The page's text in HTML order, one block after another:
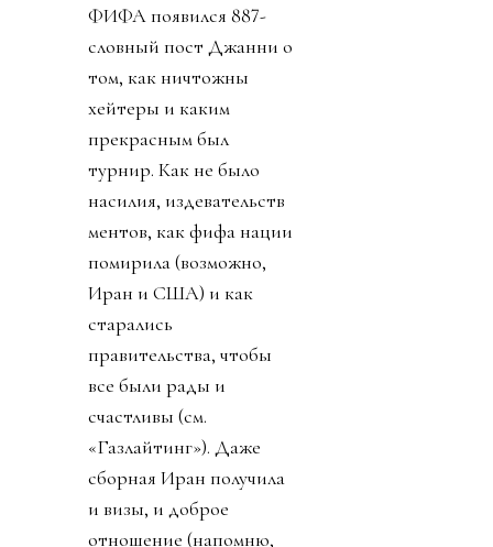
ФИФА появился 887-
словный пост Джанни о
том, как ничтожны
хейтеры и каким
прекрасным был
турнир. Как не было
насилия, издевательств
ментов, как фифа нации
помирила (возможно,
Иран и США) и как
старались
правительства, чтобы
все были рады и
счастливы (см.
«Газлайтинг»). Даже
сборная Иран получила
и визы, и доброе
отношение (напомню,